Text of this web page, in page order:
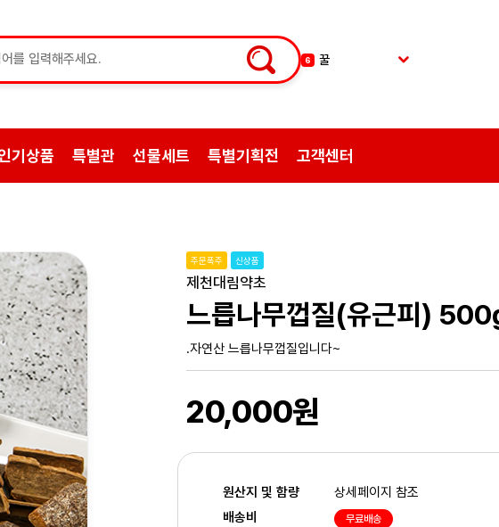
7 한약
약초
6 꿀
기상품 특별관 선물세트 특별기획전 고객센터
주문폭주 신상품
제천대림약초
느릅나무껍질(유근피)
.자연산 느릅나무껍질입니다~
20,000원
원산지 및 함량
상세페이지 참조
배송비
무료배송